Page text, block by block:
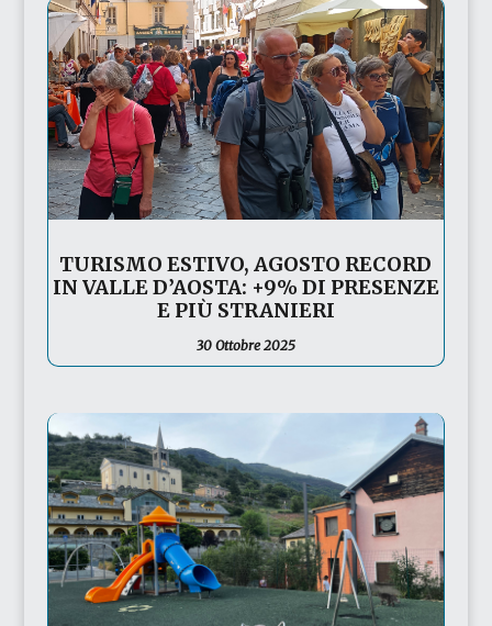
TURISMO ESTIVO, AGOSTO RECORD
IN VALLE D’AOSTA: +9% DI PRESENZE
E PIÙ STRANIERI
30 Ottobre 2025